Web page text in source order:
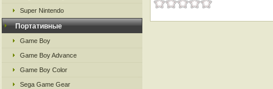
Super Nintendo
Портативные
Game Boy
Game Boy Advance
Game Boy Color
Sega Game Gear